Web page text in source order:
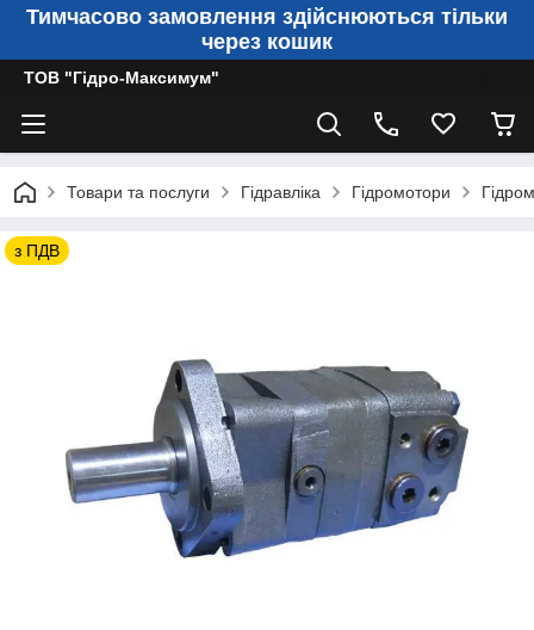
Тимчасово замовлення здійснюються тільки
через кошик
ТОВ "Гідро-Максимум"
Товари та послуги Гідравліка Гідромотори
з ПДВ